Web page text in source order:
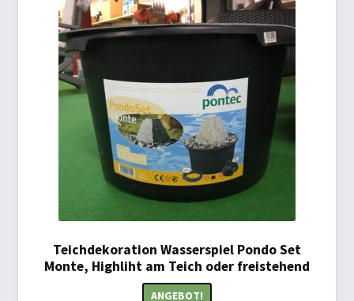
Teichdekoration Wasserspiel Pondo Set
Monte, Highliht am Teich oder freistehend
ANGEBOT!